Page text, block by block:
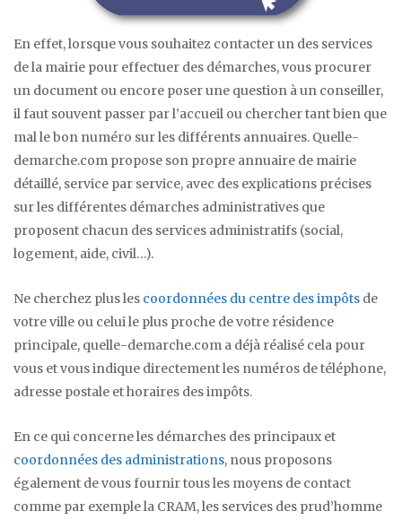
En effet, lorsque vous souhaitez contacter un des services
de la mairie pour effectuer des démarches, vous procurer
un document ou encore poser une question à un conseiller,
il faut souvent passer par l’accueil ou chercher tant bien que
mal le bon numéro sur les différents annuaires. Quelle-
demarche.com propose son propre annuaire de mairie
détaillé, service par service, avec des explications précises
sur les différentes démarches administratives que
proposent chacun des services administratifs (social,
logement, aide, civil…).
Ne cherchez plus les coordonnées du centre des impôts de
votre ville ou celui le plus proche de votre résidence
principale, quelle-demarche.com a déjà réalisé cela pour
vous et vous indique directement les numéros de téléphone,
adresse postale et horaires des impôts.
En ce qui concerne les démarches des principaux et
coordonnées des administrations, nous proposons
également de vous fournir tous les moyens de contact
comme par exemple la CRAM, les services des prud’homme